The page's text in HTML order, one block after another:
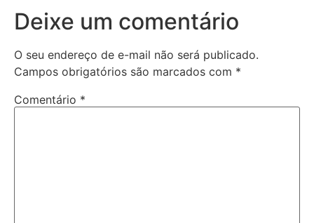
Deixe um comentário
O seu endereço de e-mail não será publicado.
Campos obrigatórios são marcados com *
Comentário *